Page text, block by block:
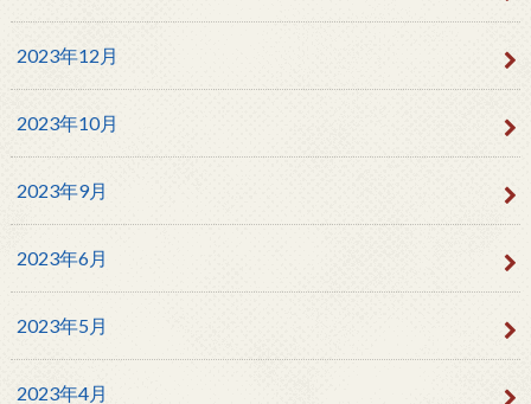
2023年12月
2023年10月
2023年9月
2023年6月
2023年5月
2023年4月